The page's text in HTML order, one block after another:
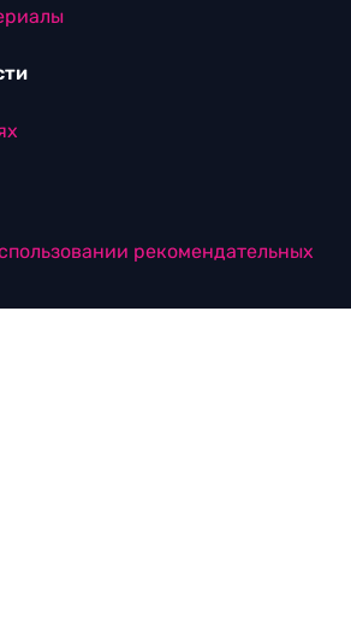
рекомендательных